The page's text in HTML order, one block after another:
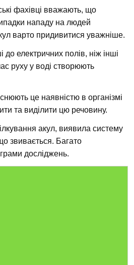
фахівці вважають, що
нападу на людей
варто придивитися уважніше.
до електричних полів, ніж інші
руху у воді створюють
це наявністю в організмі
та виділити цю речовину.
акул, виявила систему
звивається. Багато
досліджень.